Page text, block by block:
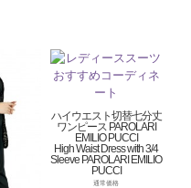
ハイウエスト切替七分丈
ワンピース PAROLARI
EMILIO PUCCI
High Waist Dress with 3/4
Sleeve PAROLARI EMILIO
PUCCI
通常価格